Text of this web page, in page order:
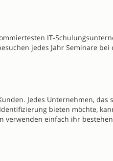
IT-
jedes Jahr Seminare bei
Jedes Unternehmen, das
bieten möchte,
verwenden einfach ihr